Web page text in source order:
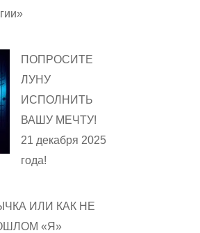
ПОПРОСИТЕ
ЛУНУ
ИСПОЛНИТЬ
ВАШУ МЕЧТУ!
21 декабря 2025
года!
ИЛИ КАК НЕ
«Я»